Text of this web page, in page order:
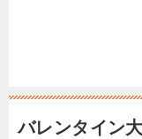
バレンタイン